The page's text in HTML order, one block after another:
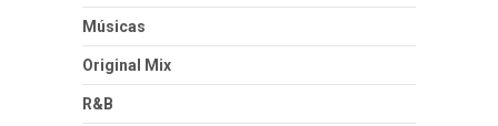
Músicas
Original Mix
R&B